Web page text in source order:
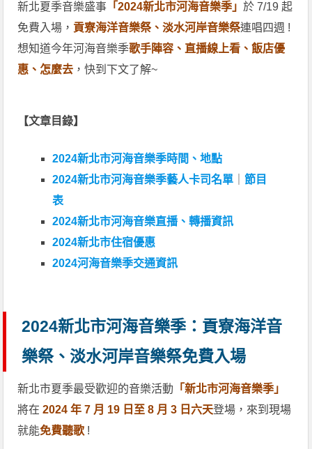
新北夏季音樂盛事 「2024新北市河海音樂季」於 7/19 起
免費入場， 貢寮海洋音樂祭、淡水河岸音樂祭連唱四週 !
想知道今年河海音樂季歌手陣容、直播線上看、飯店優
惠、怎麼去 ，快到下文了解~
【文章目錄】
2024新北市河海音樂季時間、地點
2024新北市河海音樂季藝人卡司名單 ｜節目
表
2024新北市河海音樂直播、轉播資訊
2024新北市住宿優惠
2024河海音樂季交通資訊
2024新北市河海音樂季：貢寮海洋音
樂祭、淡水河岸音樂祭免費入場
新北市夏季最受歡迎的音樂活動 「新北市河海音樂季」
將在 2024 年 7 月 19 日至 8 月 3 日六天登場，來到現場
就能免費聽歌 !